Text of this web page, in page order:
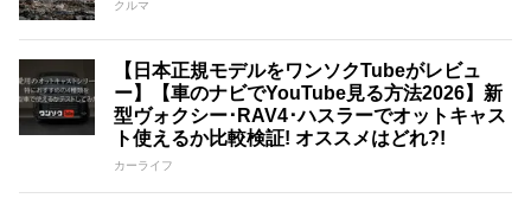
クルマ
【日本正規モデルをワンソクTubeがレビュ
ー】【車のナビでYouTube見る方法2026】新
型ヴォクシー･RAV4･ハスラーでオットキャス
ト使えるか比較検証! オススメはどれ?!
カーライフ